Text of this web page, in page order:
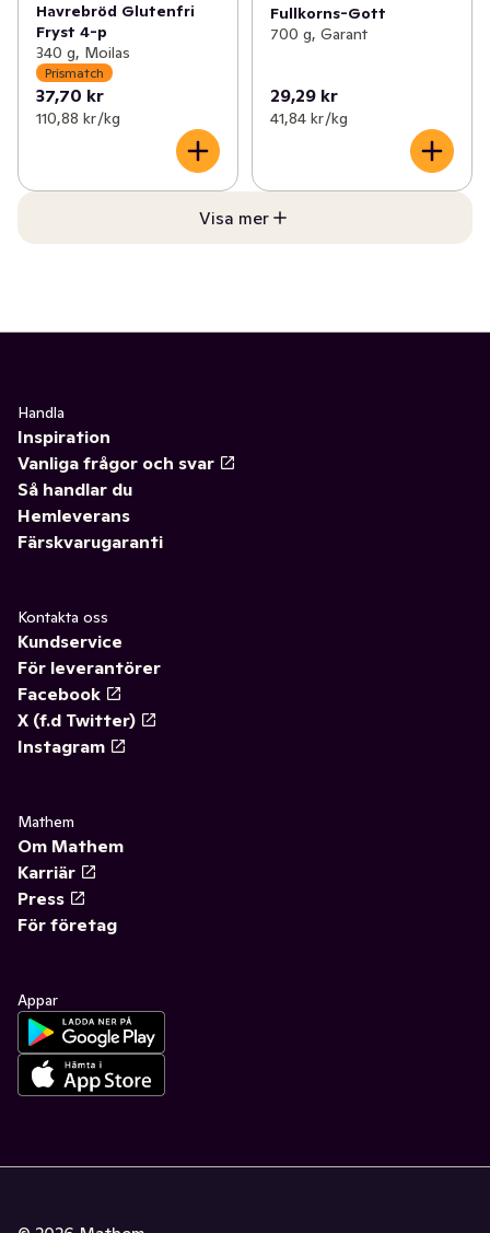
Havrebröd Glutenfri
Fryst 4-p
340 g, Moilas
Prismatch
37,70 kr
110,88 kr /kg
Fullkorns-Gott
700 g, Garant
29,29 kr
41,84 kr /kg
Visa mer
Handla
Inspiration
Vanliga frågor och svar
Så handlar du
Hemleverans
Färskvarugaranti
Kontakta oss
Kundservice
För leverantörer
Facebook
X (f.d Twitter)
Instagram
Mathem
Om Mathem
Karriär
Press
För företag
Appar